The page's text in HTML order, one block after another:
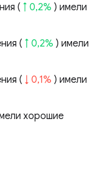
( ↑ 0,2% ) имели
( ↑ 0,2% ) имели
( ↓ 0,1% ) имели
хорошие